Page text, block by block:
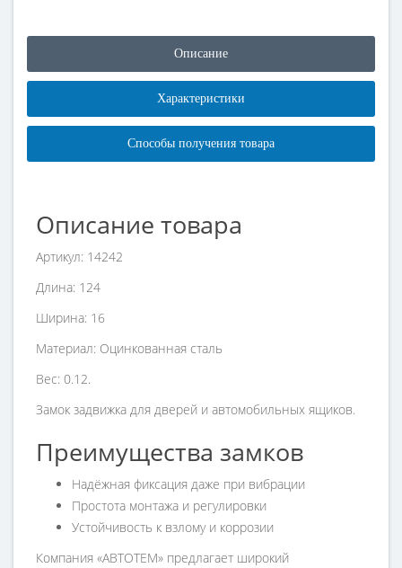
Описание
Характеристики
Способы получения товара
Описание товара
Артикул: 14242
Длина: 124
Ширина: 16
Материал: Оцинкованная сталь
Вес: 0.12.
Замок задвижка для дверей и автомобильных ящиков.
Преимущества замков
Надёжная фиксация даже при вибрации
Простота монтажа и регулировки
Устойчивость к взлому и коррозии
Компания «АВТОТЕМ» предлагает широкий